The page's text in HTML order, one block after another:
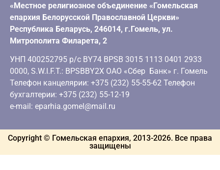
«Местное религиозное объединение «Гомельская
епархия Белорусской Православной Церкви»
Республика Беларусь, 246014, г.Гомель, ул.
Митрополита Филарета, 2
УНП 400252795 р/с BY74 BPSB 3015 1113 0401 2933
0000, S.W.I.F.T.: BPSBBY2X ОАО «Сбер Банк» г. Гомель
Телефон канцелярии: +375 (232) 55-55-62 Телефон
бухгалтерии: +375 (232) 55-12-19
e-mail: eparhia.gomel@mail.ru
Copyright © Гомельская епархия, 2013-2026. Все права
защищены